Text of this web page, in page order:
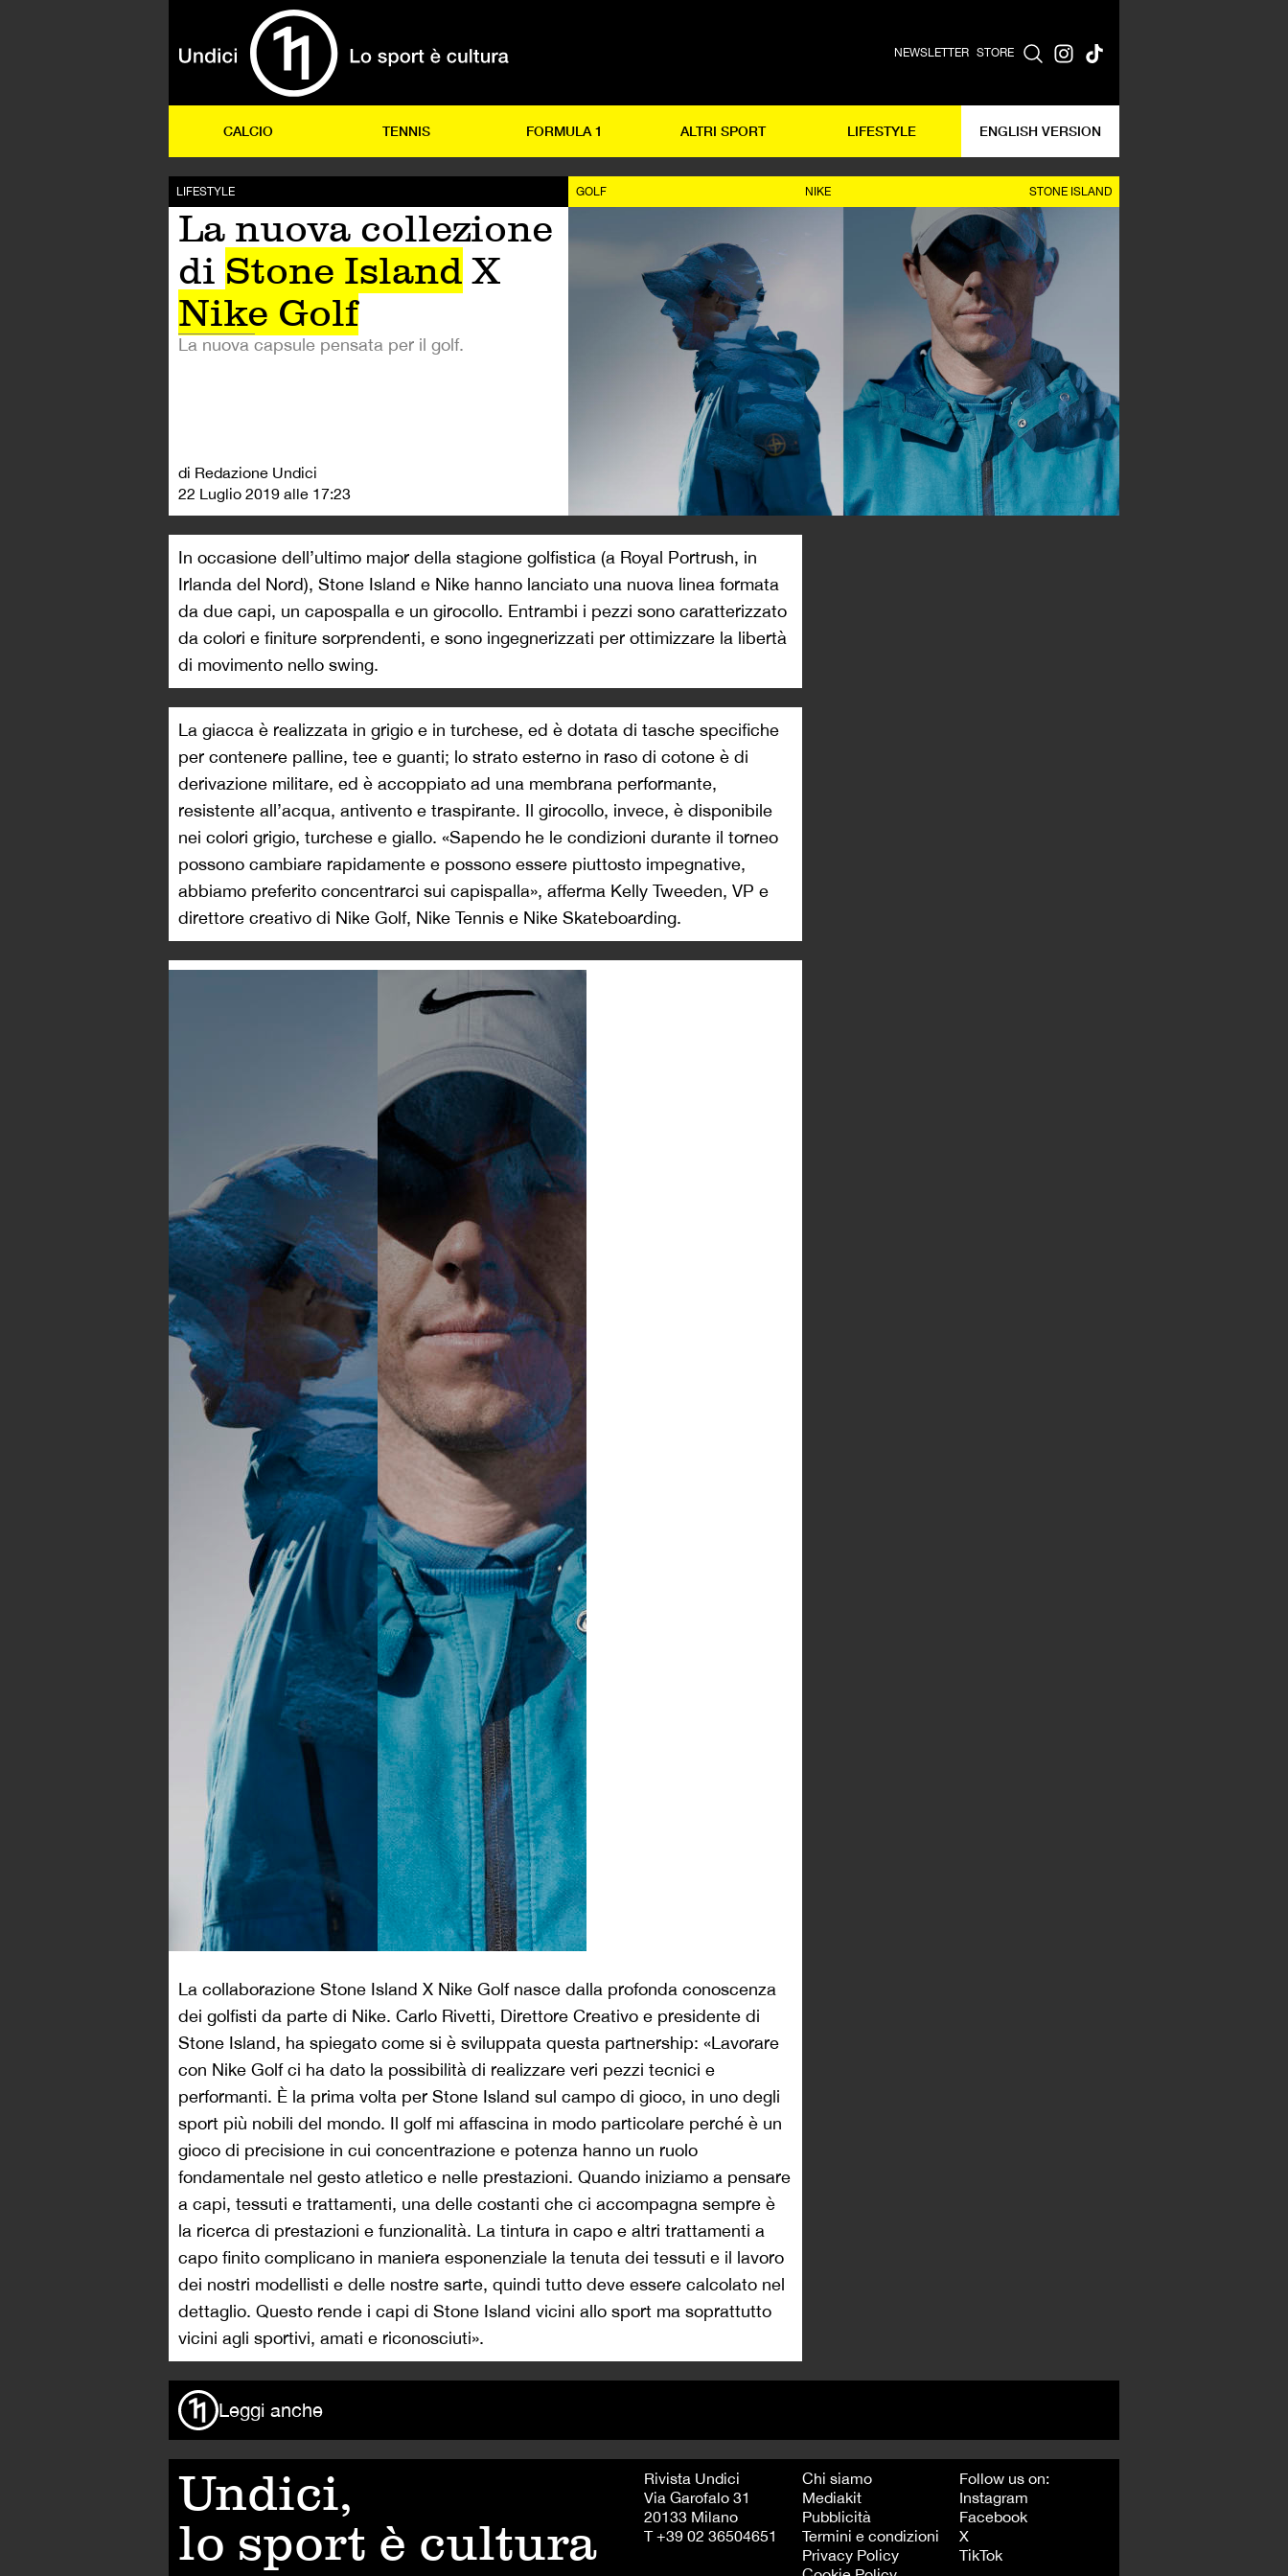
NEWSLETTER STORE
CALCIO TENNIS FORMULA 1 ALTRI SPORT LIFESTYLE ENGLISH VERSION
LIFESTYLE
La nuova collezione
di Stone Island X
Nike Golf
La nuova capsule pensata per il golf.
di Redazione Undici
22 Luglio 2019 alle 17:23
GOLF NIKE STONE ISLAND
In occasione dell’ultimo major della stagione golfistica (a Royal Portrush, in
Irlanda del Nord), Stone Island e Nike hanno lanciato una nuova linea formata
da due capi, un capospalla e un girocollo. Entrambi i pezzi sono caratterizzato
da colori e finiture sorprendenti, e sono ingegnerizzati per ottimizzare la libertà
di movimento nello swing.
La giacca è realizzata in grigio e in turchese, ed è dotata di tasche specifiche
per contenere palline, tee e guanti; lo strato esterno in raso di cotone è di
derivazione militare, ed è accoppiato ad una membrana performante,
resistente all’acqua, antivento e traspirante. Il girocollo, invece, è disponibile
nei colori grigio, turchese e giallo. «Sapendo he le condizioni durante il torneo
possono cambiare rapidamente e possono essere piuttosto impegnative,
abbiamo preferito concentrarci sui capispalla», afferma Kelly Tweeden, VP e
direttore creativo di Nike Golf, Nike Tennis e Nike Skateboarding.
La collaborazione Stone Island X Nike Golf nasce dalla profonda conoscenza
dei golfisti da parte di Nike. Carlo Rivetti, Direttore Creativo e presidente di
Stone Island, ha spiegato come si è sviluppata questa partnership: «Lavorare
con Nike Golf ci ha dato la possibilità di realizzare veri pezzi tecnici e
performanti. È la prima volta per Stone Island sul campo di gioco, in uno degli
sport più nobili del mondo. Il golf mi affascina in modo particolare perché è un
gioco di precisione in cui concentrazione e potenza hanno un ruolo
fondamentale nel gesto atletico e nelle prestazioni. Quando iniziamo a pensare
a capi, tessuti e trattamenti, una delle costanti che ci accompagna sempre è
la ricerca di prestazioni e funzionalità. La tintura in capo e altri trattamenti a
capo finito complicano in maniera esponenziale la tenuta dei tessuti e il lavoro
dei nostri modellisti e delle nostre sarte, quindi tutto deve essere calcolato nel
dettaglio. Questo rende i capi di Stone Island vicini allo sport ma soprattutto
vicini agli sportivi, amati e riconosciuti».
Leggi anche
Undici,
lo sport è cultura
Rivista Undici
Via Garofalo 31
20133 Milano
T +39 02 36504651
Chi siamo
Mediakit
Pubblicità
Termini e condizioni
Privacy Policy
Follow us on:
Instagram
Facebook
X
TikTok